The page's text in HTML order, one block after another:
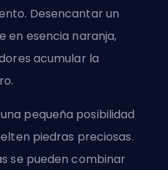
Desencantar un
en esencia naranja,
acumular la
pequeña posibilidad
piedras preciosas.
se pueden combinar